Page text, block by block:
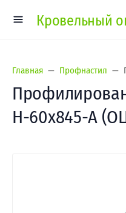
Кровельный
Главная Профнастил
Н-60х845-A